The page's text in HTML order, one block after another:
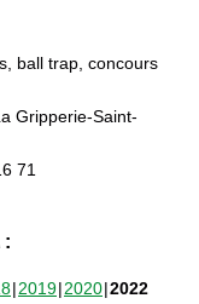
ball trap, concours
Gripperie-Saint-
71
:
2019 2020 2022